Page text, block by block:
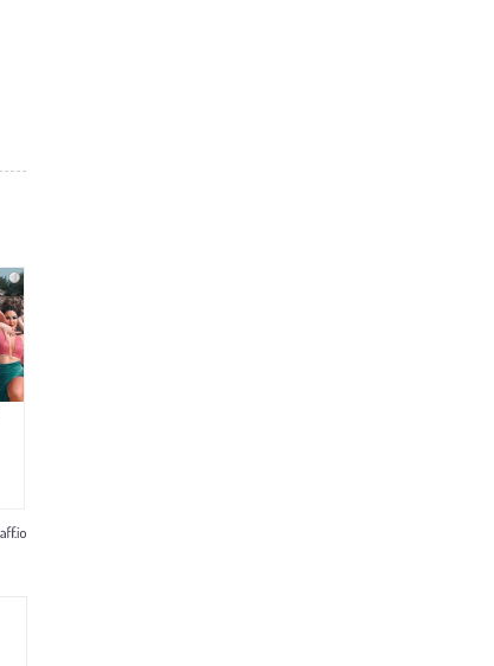
i